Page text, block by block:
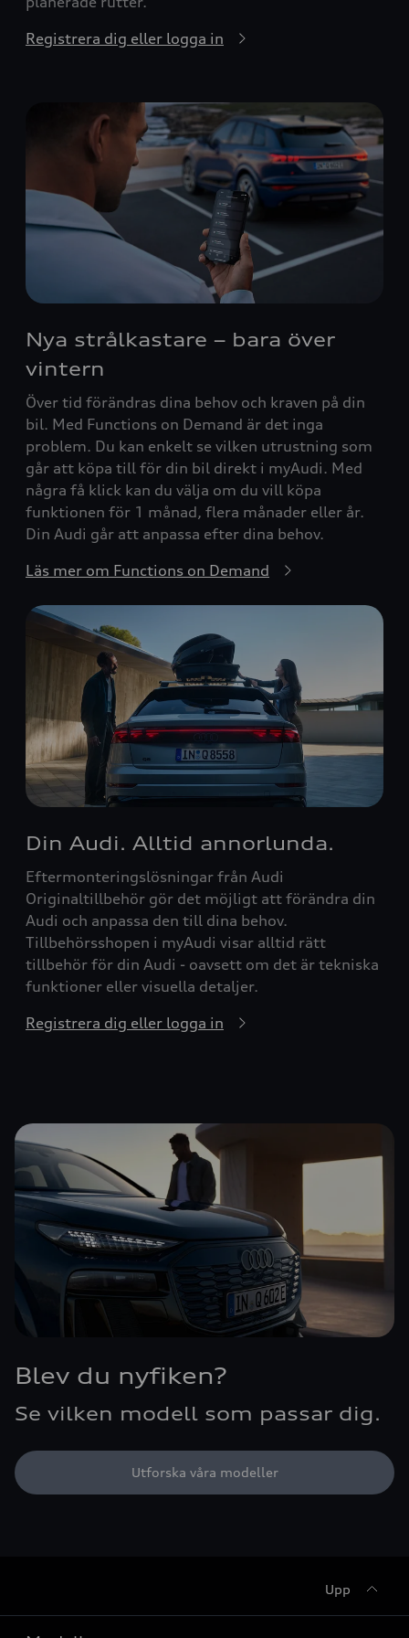
Registrera dig eller logga in
Nya strålkastare – bara över
vintern
Över tid förändras dina behov och kraven på din
bil. Med Functions on Demand är det inga
problem. Du kan enkelt se vilken utrustning som
går att köpa till för din bil direkt i myAudi. Med
några få klick kan du välja om du vill köpa
funktionen för 1 månad, flera månader eller år.
Din Audi går att anpassa efter dina behov.
Läs mer om Functions on Demand
Din Audi. Alltid annorlunda.
Eftermonteringslösningar från Audi
Originaltillbehör gör det möjligt att förändra din
Audi och anpassa den till dina behov.
Tillbehörsshopen i myAudi visar alltid rätt
tillbehör för din Audi - oavsett om det är tekniska
funktioner eller visuella detaljer.
Registrera dig eller logga in
Blev du nyfiken?
Se vilken modell som passar dig.
Utforska våra modeller
Upp